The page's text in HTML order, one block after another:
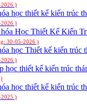
2026 )
học thiết kế kiến trúc
2026 )
Học Thiết Kế Kiến
30-05-2026 )
học Thiết kế kiến trúc
2026 )
học thiết kế kiến trúc
học thiết kế kiến trúc
2025 )